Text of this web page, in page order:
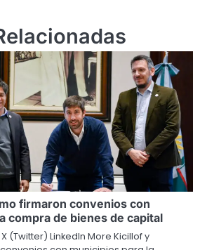
firmaron convenios con
compra de bienes de capital
(Twitter) LinkedIn More Kicillof y